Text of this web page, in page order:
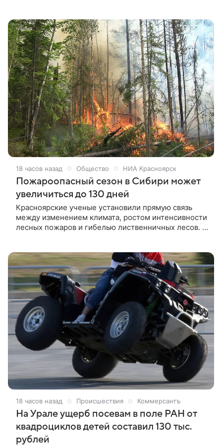
18 часов назад Общество НИА Красноярск
Пожароопасный сезон в Сибири может
увеличиться до 130 дней
Красноярские ученые установили прямую связь
между изменением климата, ростом интенсивности
лесных пожаров и гибелью лиственничных лесов. К
дольше, чем в конце прошлого столетия.
18 часов назад Происшествия Коммерсантъ
На Урале ущерб посевам в поле РАН от
квадроциклов детей составил 130 тыс.
рублей